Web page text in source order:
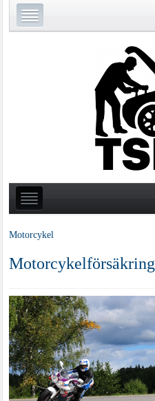
Motorcykel
Motorcykelförsäkring